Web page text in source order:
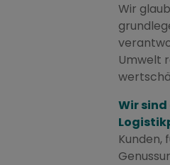
Wir
Umwelt
Wir
Kunden,